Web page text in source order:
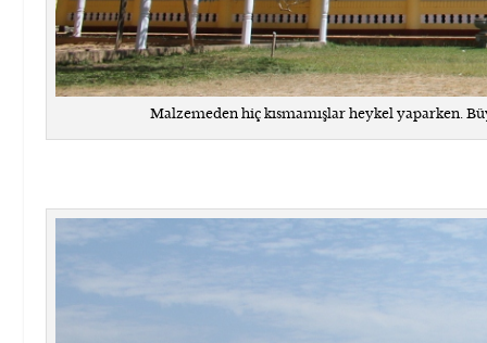
Malzemeden hiç kısmamışlar heykel yaparken.